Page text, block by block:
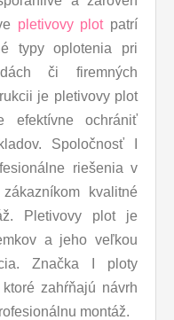
pletivovy plotpatrí
typy oplotenia pri
či firemných
je pletivovy plot
efektívne ochrániť
Spoločnosť I
riešenia v
kvalitné
Pletivovy plot je
a jeho veľkou
Značka I ploty
zahŕňajú návrh
montáž.